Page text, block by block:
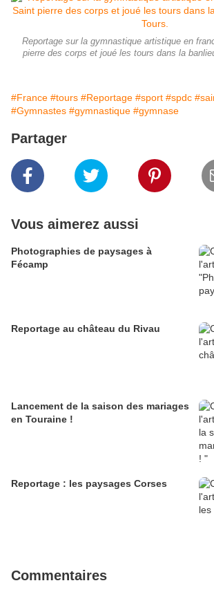
Reportage sur la gymnastique artistique en
pierre des corps et joué les tours dans la
#France #tours #Reportage #sport #spdc
#Gymnastes #gymnastique #gymnase
Partager
Vous aimerez aussi
Photographies de paysages à
Fécamp
Reportage au château du Rivau
Lancement de la saison des mariages
en Touraine !
Reportage : les paysages Corses
Commentaires